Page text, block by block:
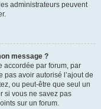
administrateurs peuvent
message ?
accordée par forum, par
pas avoir autorisé l’ajout de
ou peut-être que seul un
si vous ne savez pas
sur un forum.